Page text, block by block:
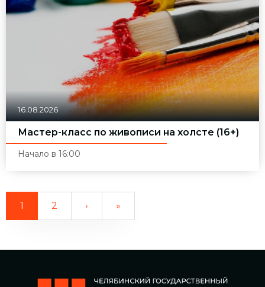
16.08.2026
Мастер-класс по живописи на холсте (16+)
Начало в 16:00
1 2 › »